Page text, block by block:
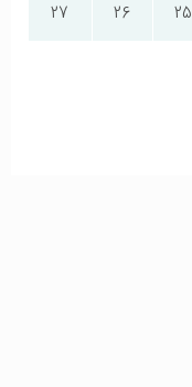
25
26
27